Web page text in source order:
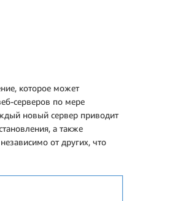
которое может
серверов по мере
новый сервер приводит
а также
от других, что